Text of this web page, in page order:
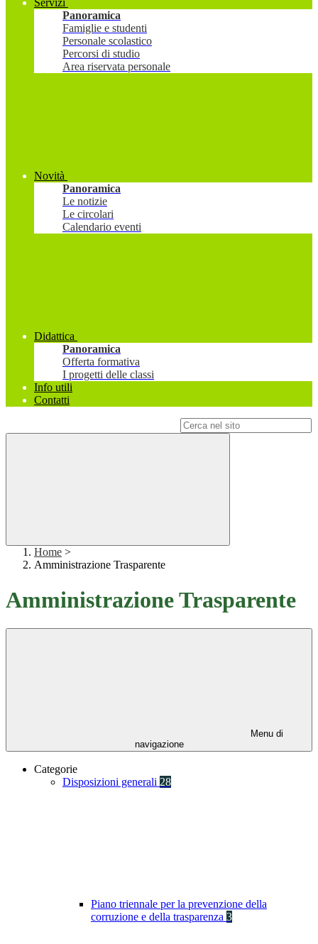
Servizi
Panoramica
Famiglie e studenti
Personale scolastico
Percorsi di studio
Area riservata personale
Novità
Panoramica
Le notizie
Le circolari
Calendario eventi
Didattica
Panoramica
Offerta formativa
I progetti delle classi
Info utili
Contatti
Home >
Amministrazione Trasparente
Amministrazione Trasparente
Menu di
navigazione
Categorie
Disposizioni generali 28
Piano triennale per la prevenzione della
corruzione e della trasparenza 3